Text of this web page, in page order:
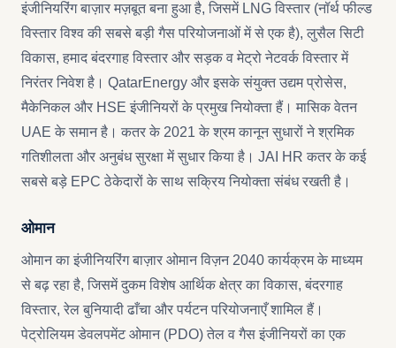
इंजीनियरिंग बाज़ार मज़बूत बना हुआ है, जिसमें LNG विस्तार (नॉर्थ फील्ड
विस्तार विश्व की सबसे बड़ी गैस परियोजनाओं में से एक है), लुसैल सिटी
विकास, हमाद बंदरगाह विस्तार और सड़क व मेट्रो नेटवर्क विस्तार में
निरंतर निवेश है। QatarEnergy और इसके संयुक्त उद्यम प्रोसेस,
मैकेनिकल और HSE इंजीनियरों के प्रमुख नियोक्ता हैं। मासिक वेतन
UAE के समान है। कतर के 2021 के श्रम कानून सुधारों ने श्रमिक
गतिशीलता और अनुबंध सुरक्षा में सुधार किया है। JAI HR कतर के कई
सबसे बड़े EPC ठेकेदारों के साथ सक्रिय नियोक्ता संबंध रखती है।
ओमान
ओमान का इंजीनियरिंग बाज़ार ओमान विज़न 2040 कार्यक्रम के माध्यम
से बढ़ रहा है, जिसमें दुकम विशेष आर्थिक क्षेत्र का विकास, बंदरगाह
विस्तार, रेल बुनियादी ढाँचा और पर्यटन परियोजनाएँ शामिल हैं।
पेट्रोलियम डेवलपमेंट ओमान (PDO) तेल व गैस इंजीनियरों का एक